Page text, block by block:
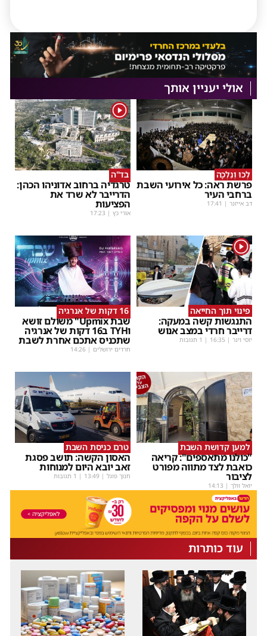
אולי יעניין אותך
לְכוּ וְנֵלְכָה
פרשת ראה: כל אירועי השבת
ברחבי העיר
דב אייזנר |
17:41
1
בד"ה
טרגדיה ברחוב אדוניהו הכהן:
הדרייבר לא שרד את
הפציעות
אורי כץ |
17:23
1
פינוי תוך החייאה
התנגשות קשה במעקה:
דרייבר חרדי במצב אנוש
יוסי וינר |
16:35 | 1 תגובות
16 דקות של אנרגיה
שבת Upmix" משולם זושא
וTYH ב16 דקות של אנרגיה
שתכניס אתכם אחרת לשבת
חרדים ירושלים |
14:26
למען קדושת השבת
"כולנו מתאספים": קריאה
כואבת לצד מתווה מפורט
לציבור
יואל וולך |
14:13
טרם כניסת השבת
האסון הקשה: תושב פסגת
זאב יובא היום למנוחות
חנוך פוגל |
13:49 | 1 תגובות
עוד כותרות